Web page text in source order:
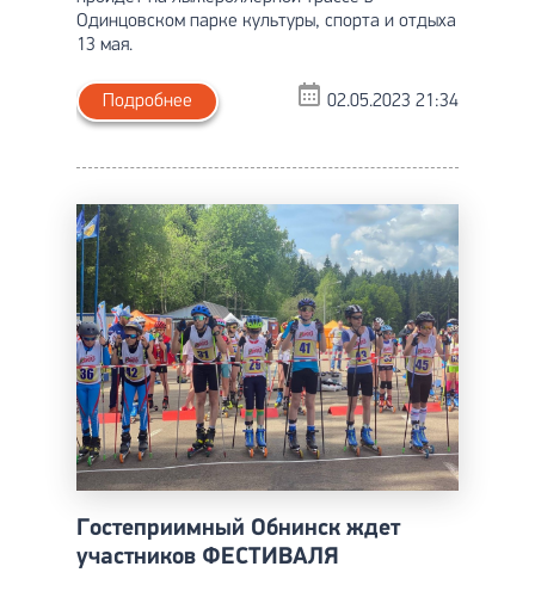
Одинцовском парке культуры, спорта и отдыха
13 мая.
Подробнее 02.05.2023 21:34
Гостеприимный Обнинск ждет
участников ФЕСТИВАЛЯ